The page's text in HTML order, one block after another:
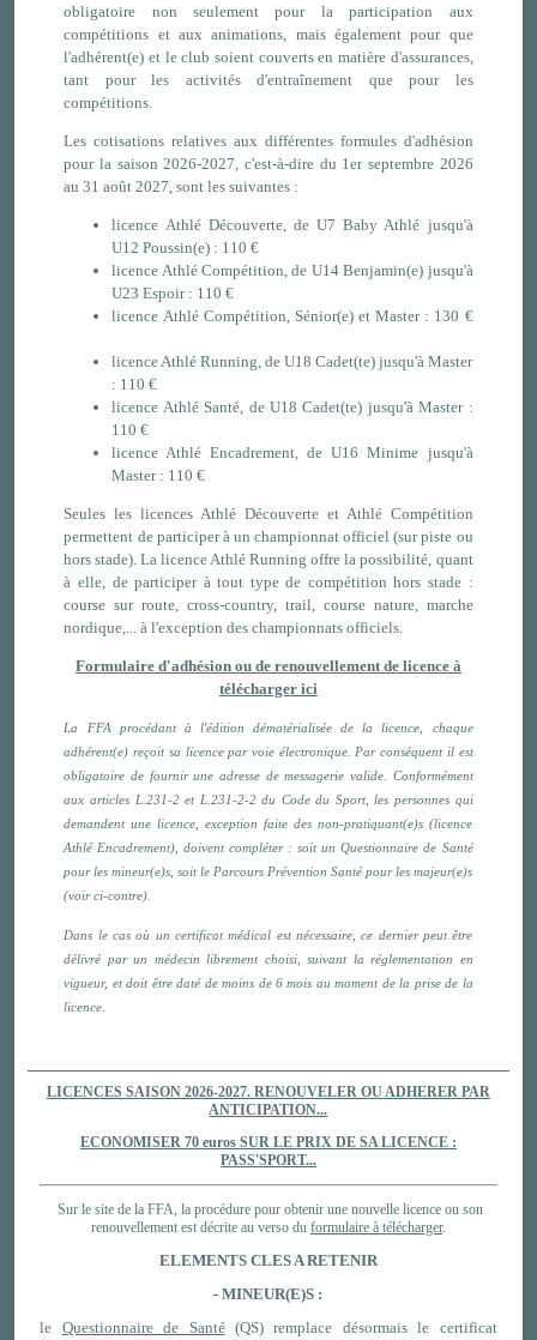
obligatoire non seulement pour la participation aux
compétitions et aux animations, mais également pour que
l'adhérent(e) et le club soient couverts en matière d'assurances,
tant pour les activités d'entraînement que pour les
compétitions.
Les cotisations relatives aux différentes formules d'adhésion
pour la saison 2026-2027, c'est-à-dire du 1er septembre 2026
au 31 août 2027, sont les suivantes :
licence Athlé Découverte, de U7 Baby Athlé jusqu'à
U12 Poussin(e) : 110 €
licence Athlé Compétition, de U14 Benjamin(e) jusqu'à
U23 Espoir : 110 €
licence Athlé Compétition, Sénior(e) et Master : 130 €
licence Athlé Running, de U18 Cadet(te) jusqu'à Master
: 110 €
licence Athlé Santé, de U18 Cadet(te) jusqu'à Master :
110 €
licence Athlé Encadrement, de U16 Minime jusqu'à
Master : 110 €
Seules les licences Athlé Découverte et Athlé Compétition
permettent de participer à un championnat officiel (sur piste ou
hors stade). La licence Athlé Running offre la possibilité, quant
à elle, de participer à tout type de compétition hors stade :
course sur route, cross-country, trail, course nature, marche
nordique,... à l'exception des championnats officiels.
Formulaire d'adhésion ou de renouvellement de licence à
télécharger ici
La FFA procédant à l'édition dématérialisée de la licence, chaque
adhérent(e) reçoit sa licence par voie électronique. Par conséquent il est
obligatoire de fournir une adresse de messagerie valide. Conformément
aux articles L.231-2 et L.231-2-2 du Code du Sport, les personnes qui
demandent une licence, exception faite des non-pratiquant(e)s (licence
Athlé Encadrement), doivent compléter : soit un Questionnaire de Santé
pour les mineur(e)s, soit le Parcours Prévention Santé pour les majeur(e)s
(voir ci-contre).
Dans le cas où un certificat médical est nécessaire, ce dernier peut être
délivré par un médecin librement choisi, suivant la réglementation en
vigueur, et doit être daté de moins de 6 mois au moment de la prise de la
licence.
LICENCES SAISON 2026-2027. RENOUVELER OU ADHERER PAR
ANTICIPATION...
ECONOMISER 70 euros SUR LE PRIX DE SA LICENCE :
PASS'SPORT...
Sur le site de la FFA, la procédure pour obtenir une nouvelle licence ou son
renouvellement est décrite au verso du formulaire à télécharger.
ELEMENTS CLES A RETENIR
- MINEUR(E)S :
le Questionnaire de Santé(QS) remplace désormais le certificat